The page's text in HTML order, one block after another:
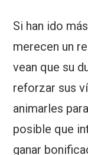
Si han ido
merecen un
vean que su
reforzar sus
animarles
posible que
ganar